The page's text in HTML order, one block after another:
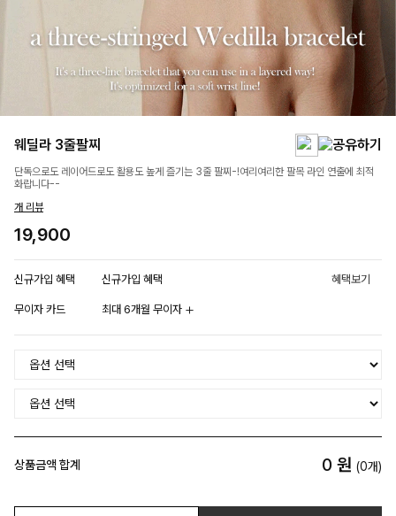
웨딜라 3줄팔찌
단독으로도 레이어드로도 활용도 높게 즐기는 3줄 팔찌-!여리여리한 팔목 라인 연출에 최적
화랍니다--
개 리뷰
19,900
신규가입 혜택 신규가입 혜택 혜택보기
무이자 카드 최대 6개월 무이자
상품금액 합계 0 원 (0개)